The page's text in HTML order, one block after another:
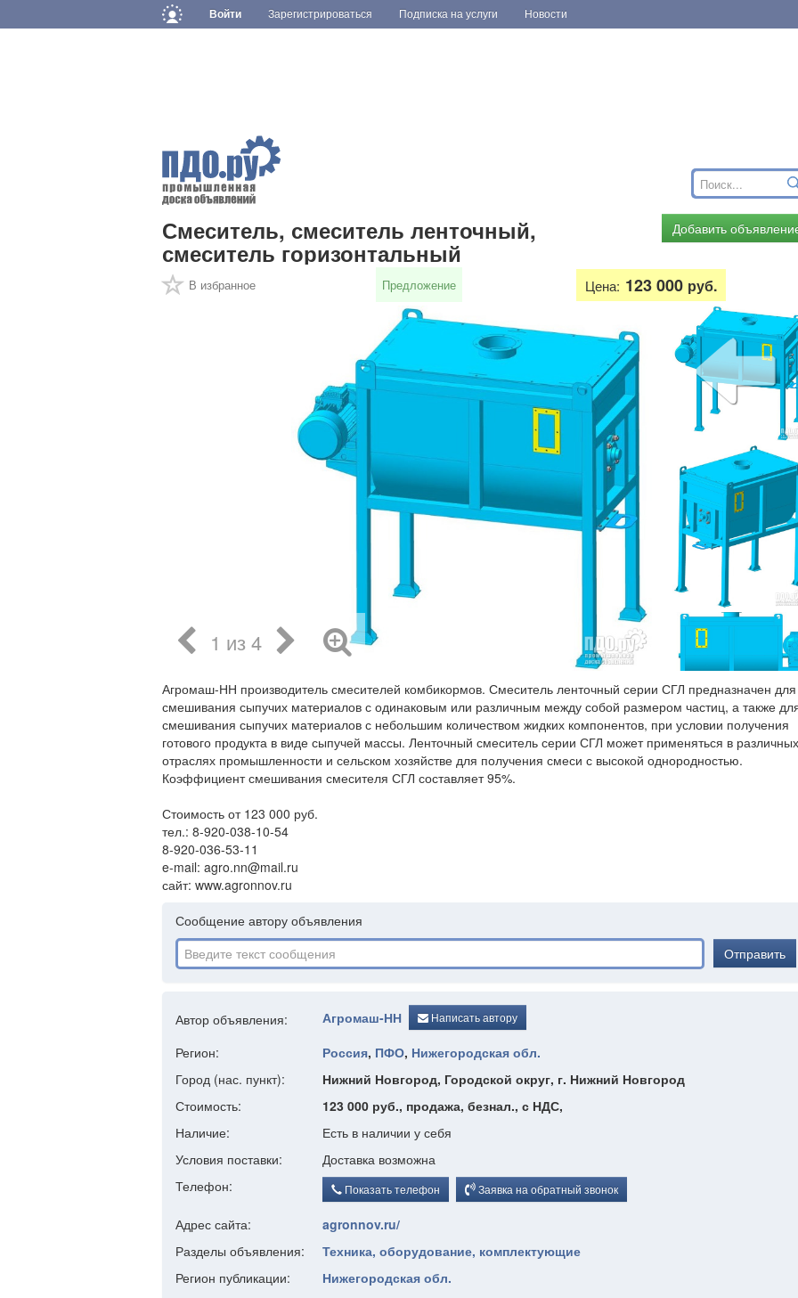
Войти Зарегистрироваться Подписка на услуги Новости
Смеситель, смеситель ленточный,
смеситель горизонтальный
Добавить
В избранное Предложение Цена: 123 000 руб.
1 из 4
Агромаш-НН производитель смесителей комбикормов. Смеситель ленточный серии СГЛ предназначен для
смешивания сыпучих материалов с одинаковым или различным между собой размером частиц, а также
смешивания сыпучих материалов с небольшим количеством жидких компонентов, при условии получения
готового продукта в виде сыпучей массы. Ленточный смеситель серии СГЛ может применяться в различных
отраслях промышленности и сельском хозяйстве для получения смеси с высокой однородностью.
Коэффициент смешивания смесителя СГЛ составляет 95%.
Стоимость от 123 000 руб.
тел.: 8-920-038-10-54
8-920-036-53-11
e-mail: agro.nn@mail.ru
сайт: www.agronnov.ru
Сообщение автору объявления
Отправить
Автор объявления: Агромаш-НН Написать автору
Регион: Россия, ПФО, Нижегородская обл.
Город (нас. пункт):
Нижний Новгород, Городской округ, г. Нижний Новгород
Стоимость:
123 000 руб., продажа, безнал., с НДС,
Наличие:
Есть в наличии у себя
Условия поставки:
Доставка возможна
Телефон:
Показать телефон Заявка на обратный звонок
Адрес сайта:
agronnov.ru/
Разделы объявления:
Техника, оборудование, комплектующие
Регион публикации:
Нижегородская обл.